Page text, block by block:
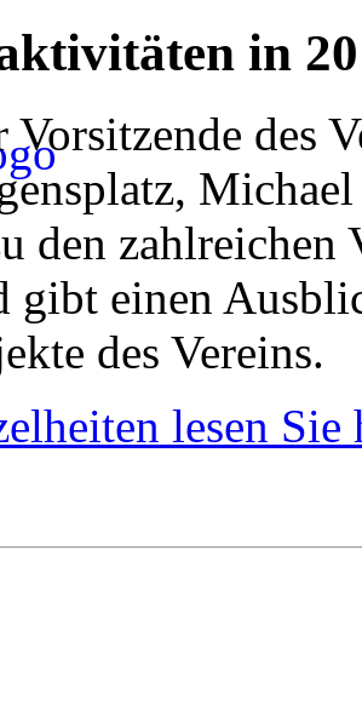
in
Vorsitzende des
den
gibt einen
des Vereins.
lesen Sie